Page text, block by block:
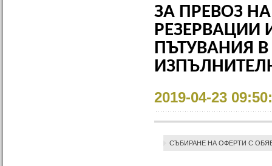
ЗА ПРЕВОЗ
РЕЗЕРВАЦИИ
ПЪТУВАНИЯ
2019-04-23
СЪБИРАНЕ НА ОФЕРТИ С